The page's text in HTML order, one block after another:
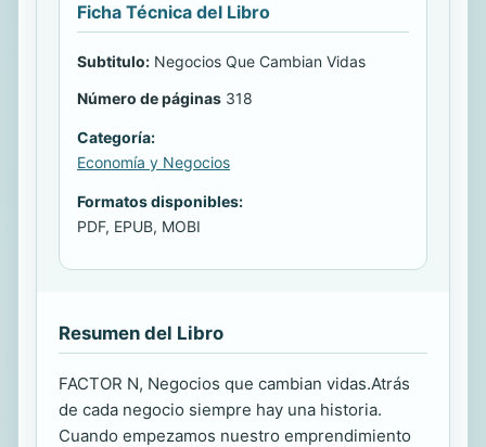
Ficha Técnica del Libro
Subtitulo: Negocios Que Cambian Vidas
Número de páginas 318
Categoría:
Economía y Negocios
Formatos disponibles:
PDF, EPUB, MOBI
Resumen del Libro
FACTOR N, Negocios que cambian vidas.Atrás
de cada negocio siempre hay una historia.
Cuando empezamos nuestro emprendimiento